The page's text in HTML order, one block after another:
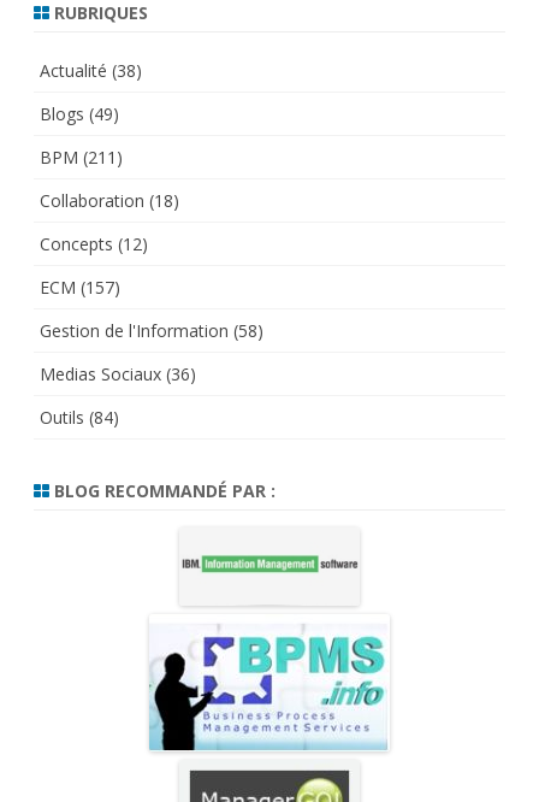
RUBRIQUES
Actualité (38)
Blogs (49)
BPM (211)
Collaboration (18)
Concepts (12)
ECM (157)
Gestion de l'Information (58)
Medias Sociaux (36)
Outils (84)
BLOG RECOMMANDÉ PAR :